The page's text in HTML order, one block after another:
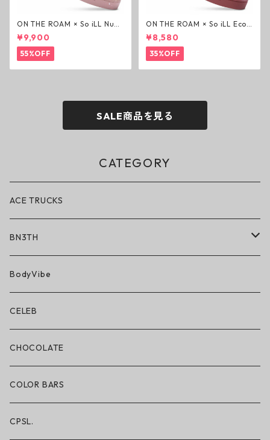
ON THE ROAM × So iLL Nubu
ck Wino ライフスタイルシュ
ーズ ダーティーピンク オンザ
ローム ジェイソンモモア OTR
スニーカー
¥9,900
55%OFF
ON THE ROAM × So iLL Eco
Camo Wino ライフスタイル
シューズ カモ オンザローム ジ
ェイソンモモア OTR スニーカ
ー
¥8,580
35%OFF
SALE商品を見る
CATEGORY
ACE TRUCKS
BN3TH
BN3TH × ON THE ROAM
ボクサーブリーフ/ショート丈
ボクサーブリーフ/ロング丈
ショートパンツ/2 IN 1
レギンス/フルレングス10分丈
BodyVibe
CELEB
CHOCOLATE
COLOR BARS
CPSL.